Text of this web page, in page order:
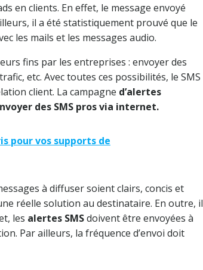
en clients. En effet, le message envoyé
il a été statistiquement prouvé que le
les mails et les messages audio.
fins par les entreprises : envoyer des
etc. Avec toutes ces possibilités, le SMS
client. La campagne d’alertes
des SMS pros via internet.
pour vos supports de
à diffuser soient clairs, concis et
réelle solution au destinataire. En outre, il
les alertes SMSdoivent être envoyées à
Par ailleurs, la fréquence d’envoi doit